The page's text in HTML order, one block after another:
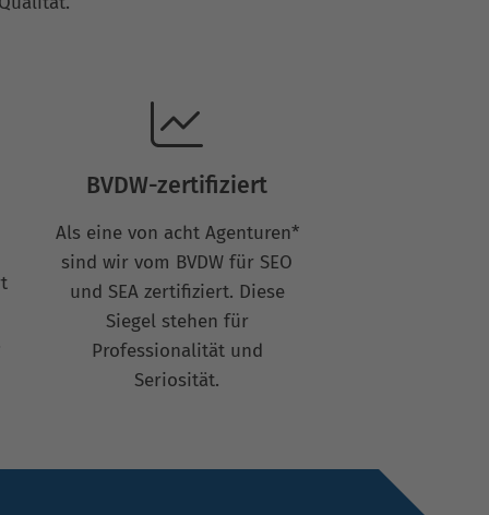
BVDW-zertifiziert
Als eine von acht Agenturen*
sind wir vom BVDW für SEO
und SEA zertifiziert. Diese
Siegel stehen für
Professionalität und
Seriosität.